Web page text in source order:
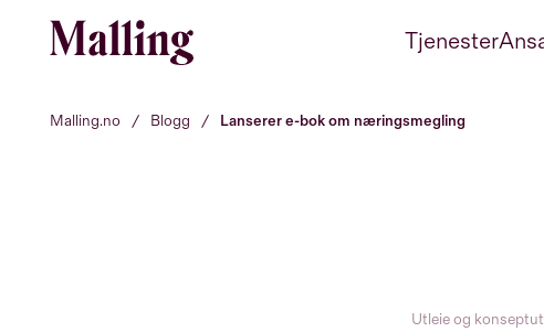
Hopp til innhold Tjenester
Malling.no / Blogg / Lanserer e-bok om næringsmegling
Utleie og